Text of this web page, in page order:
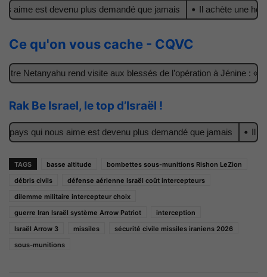
est devenu plus demandé que jamais Il achète une
Ce qu'on vous cache - CQVC
Netanyahu rend visite aux blessés de l’opération à Jénine : «
Rak Be Israel, le top d’Israël !
qui nous aime est devenu plus demandé que jamais Il
TAGS basse altitude
bombettes sous-munitions Rishon LeZion
débris civils
défense aérienne Israël coût intercepteurs
dilemme militaire intercepteur choix
guerre Iran Israël système Arrow Patriot
interception
Israël Arrow 3
missiles
sécurité civile missiles iraniens 2026
sous-munitions